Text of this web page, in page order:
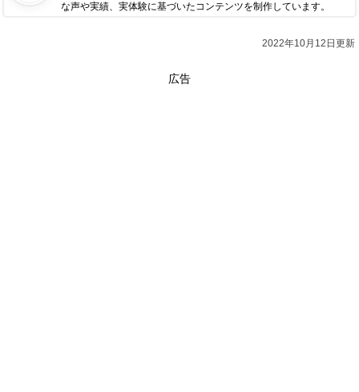
な声や実績、実体験に基づいたコンテンツを制作しています。
2022年10月12日更新
広告